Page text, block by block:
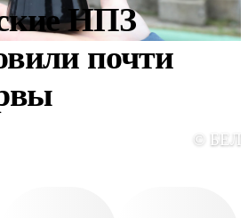
НПЗ
почти
©